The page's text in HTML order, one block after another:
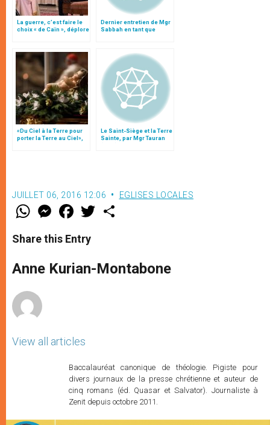
La guerre, c’est faire le
choix « de Caïn », déplore
Dernier entretien de Mgr
Sabbah en tant que
«Du Ciel à la Terre pour
porter la Terre au Ciel»,
Le Saint-Siège et la Terre
Sainte, par Mgr Tauran
(2001)
JUILLET 06, 2016 12:06 EGLISES LOCALES
W
t
s
p
p
M
e
s
e
g
e
F
a
e
b
o
k
w
r
Share this Entry
Anne Kurian-Montabone
View all articles
Baccalauréat canonique de théologie. Pigiste pour
divers journaux de la presse chrétienne et auteur de
cinq romans (éd. Quasar et Salvator). Journaliste à
Zenit depuis octobre 2011.